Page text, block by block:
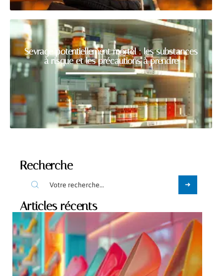
Sevrage potentiellement mortel : les substances
à risque et les précautions à prendre
Recherche
Articles récents